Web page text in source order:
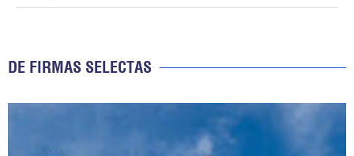
DE FIRMAS SELECTAS